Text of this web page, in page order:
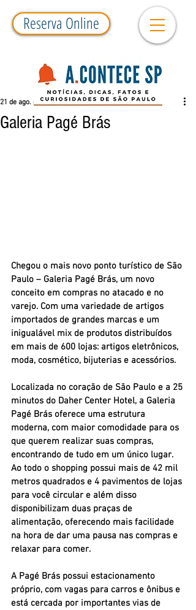
Reserva Online
Galeria Pagé Brás
21 de ago. de 2018 2 min de leitura
Chegou o mais novo ponto turístico de São
Paulo – Galeria Pagé Brás, um novo
conceito em compras no atacado e no
varejo. Com uma variedade de artigos
importados de grandes marcas e um
inigualável mix de produtos distribuídos
em mais de 600 lojas: artigos eletrônicos,
moda, cosmético, bijuterias e acessórios.
Localizada no coração de São Paulo e a 25
minutos do Daher Center Hotel, a Galeria
Pagé Brás oferece uma estrutura
moderna, com maior comodidade para os
que querem realizar suas compras,
encontrando de tudo em um único lugar.
Ao todo o shopping possui mais de 42 mil
metros quadrados e 4 pavimentos de lojas
para você circular e além disso
disponibilizam duas praças de
alimentação, oferecendo mais facilidade
na hora de dar uma pausa nas compras e
relaxar para comer.
A Pagé Brás possui estacionamento
próprio, com vagas para carros e ônibus e
está cercada por importantes vias de